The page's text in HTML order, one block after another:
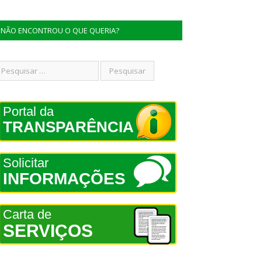
NÃO ENCONTROU O QUE QUERIA?
Portal da
TRANSPARÊNCIA
Solicitar
INFORMAÇÕES
Carta de
SERVIÇOS